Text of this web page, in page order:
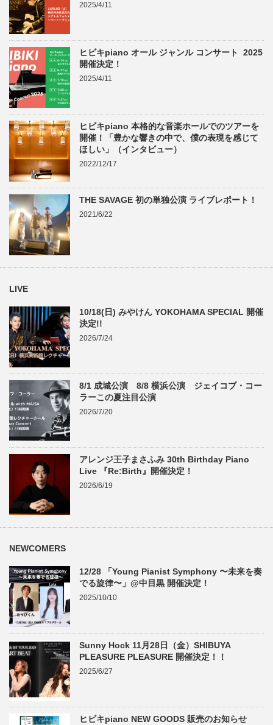
2025/4/11
ヒビキpiano オール ジャンル コンサート 2025
開催決定！
2025/4/11
ヒビキpiano 本格的な音楽ホールでのツアーを
開催！「豊かな響きの中で、僕の表現を感じて
ほしい」（インタビュー）
2022/12/17
THE SAVAGE 初の単独公演 ライブレポート！
2021/6/22
LIVE
10/18(日) みやけん YOKOHAMA SPECIAL 開催
決定!!
2026/7/24
8/1 成城公演 8/8 横浜公演 ジェイコブ・コー
ラーこの夏注目公演
2026/7/20
アレンジ王子まさふみ 30th Birthday Piano
Live 『Re:Birth』開催決定！
2026/6/19
NEWCOMERS
12/28 「Young Pianist Symphony 〜未来を奏
でる旋律〜」@中目黒 開催決定！
2025/10/10
Sunny Hock 11月28日（金）SHIBUYA
PLEASURE PLEASURE 開催決定！！
2025/6/27
ヒビキpiano NEW GOODS 販売のお知らせ